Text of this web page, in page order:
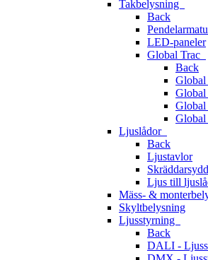
Takbelysning
Back
LED-paneler
Global Trac
Back
Global
Global
Ljuslådor
Back
Ljustavlor
Ljus till
Mäss- &
Skyltbelysning
Ljusstyrning
Back
DALI -